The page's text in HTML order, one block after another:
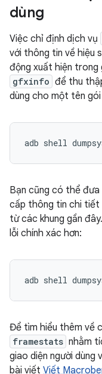
dùng
Việc chỉ định dịch vụ
với thông tin về hiệu
động xuất hiện trong
gfxinfo để thu
dùng cho một tên
adb shell
Bạn cũng có thể đưa
cấp thông tin chi tiết
từ các khung gần
lỗi chính xác hơn:
adb shell
Để tìm hiểu thêm về
framestats nhằm
giao diện người dùng
bài viết Viết